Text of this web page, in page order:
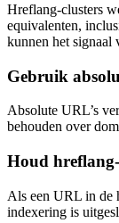
Hreflang-clusters
equivalenten,
kunnen het signaal
Gebruik
Absolute URL’s
behouden over
Houd
Als een URL in de
indexering is